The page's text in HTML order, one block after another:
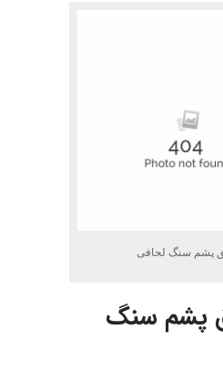
پشم سنگ لحافی
پشم سنگ